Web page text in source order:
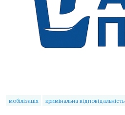
мобілізація кримінальна відповідальність